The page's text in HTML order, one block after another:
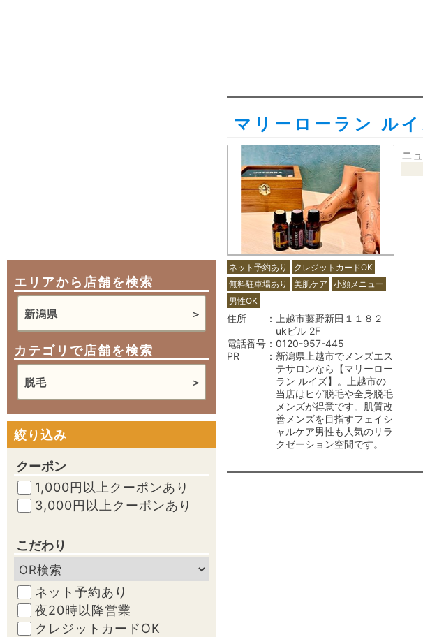
エリアから店舗を検索
新潟県
カテゴリで店舗を検索
脱毛
絞り込み
クーポン
1,000円以上クーポンあり
3,000円以上クーポンあり
こだわり
ネット予約あり
夜20時以降営業
クレジットカードOK
マリーローラン ル
ネット予約あり
クレジットカードOK
無料駐車場あり
美肌ケア
小顔メニュー
男性OK
住所
上越市藤野新田１１８２
ukビル 2F
電話番号
0120-957-445
PR
新潟県上越市でメンズエス
テサロンなら【マリーロー
ラン ルイズ】。上越市の
当店はヒゲ脱毛や全身脱毛
メンズが得意です。肌質改
善メンズを目指すフェイシ
ャルケア男性も人気のリラ
クゼーション空間です。
ニ